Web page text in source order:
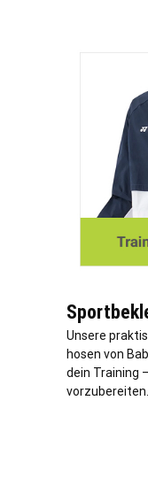
Unsere
hosen von
dein Training
vorzubereiten.